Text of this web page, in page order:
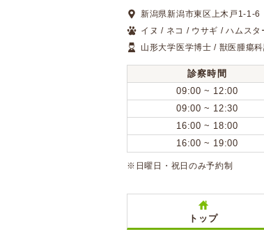
新潟県新潟市東区上木戸1-1-6
イヌ / ネコ / ウサギ / ハムス
山形大学医学博士 / 獣医腫瘍
診察時間
09:00 ~ 12:00
09:00 ~ 12:30
16:00 ~ 18:00
16:00 ~ 19:00
※日曜日・祝日のみ予約制
トップ